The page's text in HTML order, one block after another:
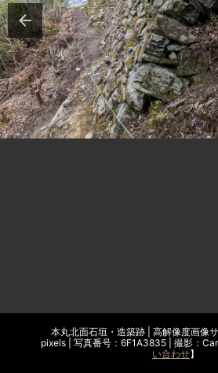
本丸北面石垣・造築跡 | 高解像度画像
pixels | 写真番号：6F1A3835 | 撮影：
い合わせ】